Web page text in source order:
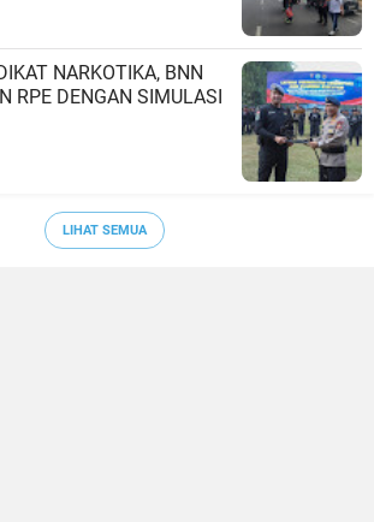
NARKOTIKA, BNN
RPE DENGAN SIMULASI
LIHAT SEMUA